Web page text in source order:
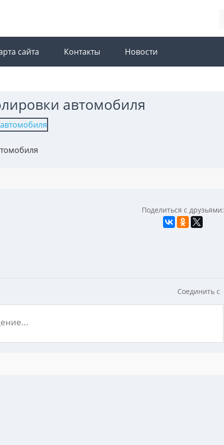
сайта Контакты Новости
автомобиля
Поделиться с друзьями:
Соединить с